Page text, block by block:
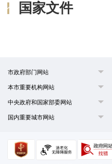
国家文件
市政府部门网站
本市重要机构网站
中央政府和国家部委网站
国内重要城市网站